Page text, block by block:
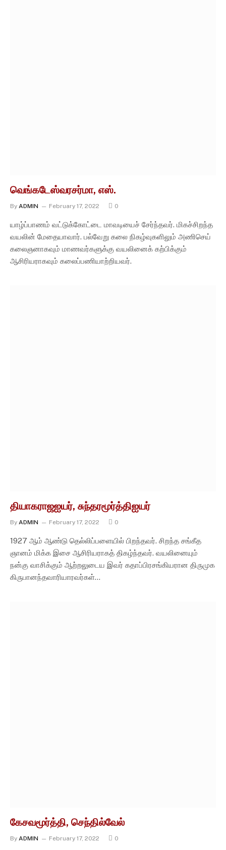
வெங்கடேஸ்வரசர்மா, எஸ்.
By ADMIN February 17, 2022 0
யாழ்ப்பாணம் வட்டுக்கோட்டை மாவடியைச் சேர்ந்தவர். மிகச்சிறந்த
வயலின் மேதையாவார். பல்வேறு கலை நிகழ்வுகளிலும் அணிசெய்
கலைஞனாகவும் மாணவர்களுக்கு வயலினைக் கற்பிக்கும்
ஆசிரியராகவும் கலைப்பணியாற்றியவர்.
தியாகராஜஐயர், சுந்தரமூர்த்திஐயர்
By ADMIN February 17, 2022 0
1927 ஆம் ஆண்டு தெல்லிப்பளையில் பிறந்தவர். சிறந்த சங்கீத
ஞானம் மிக்க இசை ஆசிரியராகத் திகழ்ந்தவர். வயலினையும்
நன்கு வாசிக்கும் ஆற்றலுடைய இவர் கதாப்பிரசங்கியரான திருமுக
கிருபானந்தவாரியாரவர்கள்…
கேசவமூர்த்தி, செந்தில்வேல்
By ADMIN February 17, 2022 0